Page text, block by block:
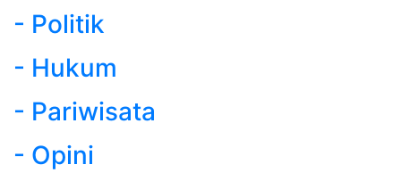
- Politik
- Hukum
- Pariwisata
- Opini